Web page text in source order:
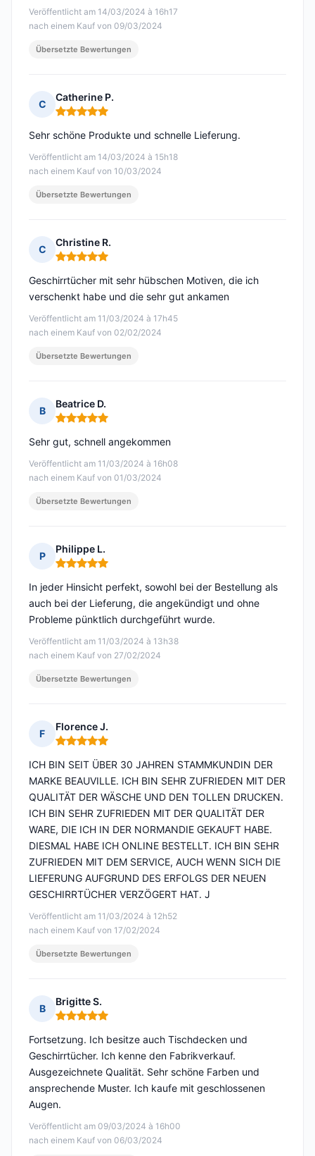
Veröffentlicht am 14/03/2024 à 16h17
nach einem Kauf von 09/03/2024
Übersetzte Bewertungen
C
Catherine P.
Hinweis: 5 von 5
Veröffentlicht am 14/03/2024 à 15h18
nach einem Kauf von 10/03/2024
Sehr schöne Produkte und schnelle Lieferung.
Übersetzte Bewertungen
C
Christine R.
Hinweis: 5 von 5
Veröffentlicht am 11/03/2024 à 17h45
nach einem Kauf von 02/02/2024
Geschirrtücher mit sehr hübschen Motiven, die ich
verschenkt habe und die sehr gut ankamen
Übersetzte Bewertungen
B
Beatrice D.
Hinweis: 5 von 5
Veröffentlicht am 11/03/2024 à 16h08
nach einem Kauf von 01/03/2024
Sehr gut, schnell angekommen
Übersetzte Bewertungen
P
Philippe L.
Hinweis: 5 von 5
Veröffentlicht am 11/03/2024 à 13h38
nach einem Kauf von 27/02/2024
In jeder Hinsicht perfekt, sowohl bei der Bestellung als
auch bei der Lieferung, die angekündigt und ohne
Probleme pünktlich durchgeführt wurde.
Übersetzte Bewertungen
F
Florence J.
Hinweis: 5 von 5
Veröffentlicht am 11/03/2024 à 12h52
nach einem Kauf von 17/02/2024
ICH BIN SEIT ÜBER 30 JAHREN STAMMKUNDIN DER
MARKE BEAUVILLE. ICH BIN SEHR ZUFRIEDEN MIT DER
QUALITÄT DER WÄSCHE UND DEN TOLLEN DRUCKEN.
ICH BIN SEHR ZUFRIEDEN MIT DER QUALITÄT DER
WARE, DIE ICH IN DER NORMANDIE GEKAUFT HABE.
DIESMAL HABE ICH ONLINE BESTELLT. ICH BIN SEHR
ZUFRIEDEN MIT DEM SERVICE, AUCH WENN SICH DIE
LIEFERUNG AUFGRUND DES ERFOLGS DER NEUEN
GESCHIRRTÜCHER VERZÖGERT HAT. J
Übersetzte Bewertungen
B
Brigitte S.
Hinweis: 5 von 5
Veröffentlicht am 09/03/2024 à 16h00
nach einem Kauf von 06/03/2024
Fortsetzung. Ich besitze auch Tischdecken und
Geschirrtücher. Ich kenne den Fabrikverkauf.
Ausgezeichnete Qualität. Sehr schöne Farben und
ansprechende Muster. Ich kaufe mit geschlossenen
Augen.